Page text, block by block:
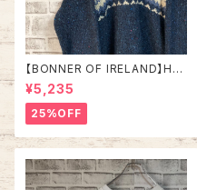
【BONNER OF IRELAND】Han
d Knit L相当 Made in IRELA
ND “EURO LINE” デザインニ
ット 総柄ニット ノルディック柄
ハンドニット セーター ウール ア
イルランド製 ユーロライン ヨー
ロッパ 古着
¥5,235
25%OFF